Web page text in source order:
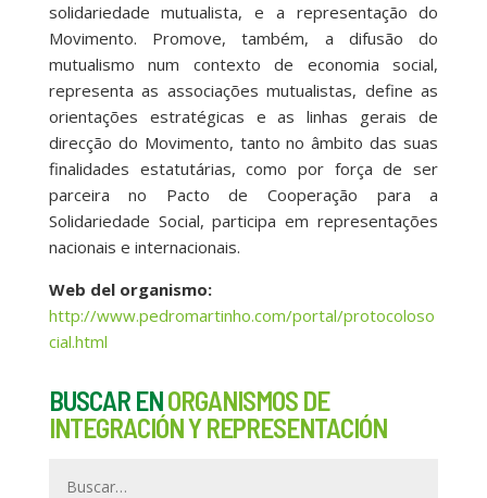
solidariedade mutualista, e a representação do
Movimento. Promove, também, a difusão do
mutualismo num contexto de economia social,
representa as associações mutualistas, define as
orientações estratégicas e as linhas gerais de
direcção do Movimento, tanto no âmbito das suas
finalidades estatutárias, como por força de ser
parceira no Pacto de Cooperação para a
Solidariedade Social, participa em representações
nacionais e internacionais.
Web del organismo:
http://www.pedromartinho.com/portal/protocoloso
cial.html
BUSCAR ENORGANISMOS DE
INTEGRACIÓN Y REPRESENTACIÓN